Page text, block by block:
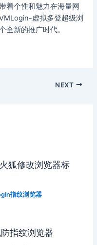
着个性和魅力在海量网
虚拟多登超级浏
全新的推广时代。
NEXT
狐修改浏览器标
指纹浏览器
指纹浏览器